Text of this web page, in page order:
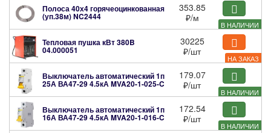
В НАЛИЧИИ
Полоса 40х4 горячеоцинкованная
(уп.38м)NC2444
353.85
₽/м
НА ЗАКАЗ
Тепловая пушка кВт 380B
04.000051
30225
₽/шт
В НАЛИЧИИ
Выключатель автоматический 1п
25А ВА47-29 4.5кАMVA20-1-025-C
179.07
₽/шт
В НАЛИЧИИ
Выключатель автоматический 1п
16А ВА47-29 4.5кАMVA20-1-016-C
172.54
₽/шт